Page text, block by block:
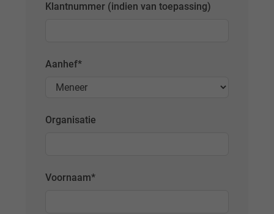
Klantnummer (indien van toepassing)
Aanhef*
Organisatie
Voornaam*